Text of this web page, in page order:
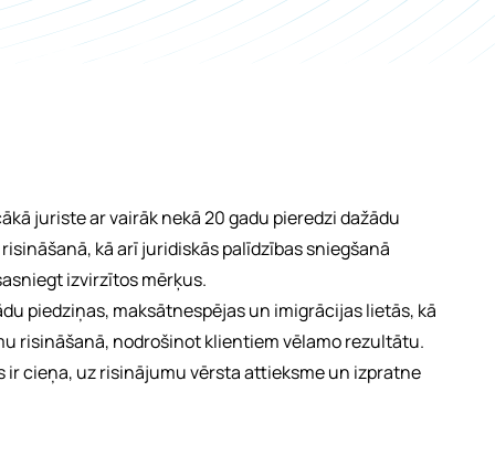
juriste ar vairāk nekā 20 gadu pieredzi dažādu
kā arī juridiskās palīdzības sniegšanā
izvirzītos mērķus.
piedziņas, maksātnespējas un imigrācijas lietās, kā
risināšanā, nodrošinot klientiem vēlamo rezultātu.
ir cieņa, uz risinājumu vērsta attieksme un izpratne